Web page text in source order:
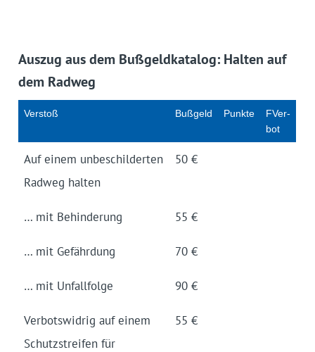
Auszug aus dem Bußgeld­katalog: Halten auf
dem Radweg
Verstoß Bußgeld Punkte
FVer­
bot
Auf einem unbeschilderten
Radweg halten
50 €
… mit Behinderung 55 €
… mit Gefährdung 70 €
… mit Unfallfolge 90 €
Verbotswidrig auf einem
Schutzstreifen für
55 €